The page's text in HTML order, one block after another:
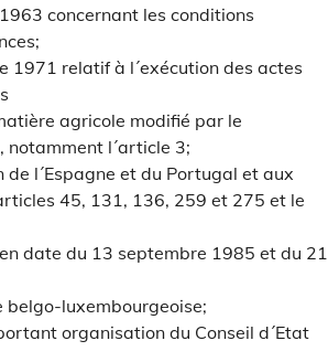
concernant les conditions
1971 relatif à l´exécution des actes
agricole modifié par le
l´article 3;
l´Espagne et du Portugal et aux
45, 131, 136, 259 et 275 et le
date du 13 septembre 1985 et du 21
belgo-luxembourgeoise;
organisation du Conseil d´Etat